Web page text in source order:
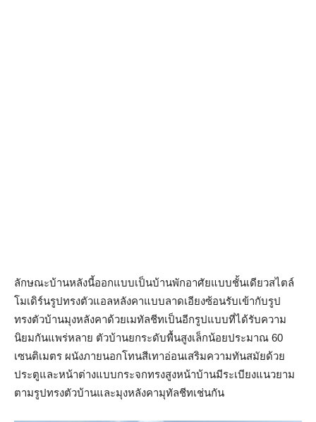
ลักษณะบ้านหลังนี้ออกแบบเป็นบ้านพักอาศัยแบบชั้นเดียวสไตล์
โมเดิร์นรูปทรงตัวแอลหลังคาแบบลาดเอียงซ้อนรับเข้ากับรูป
ทรงตัวบ้านมุงหลังคาด้วยเมทัลชีทเป็นอีกรูปแบบที่ได้รับความ
นิยมกันแพร่หลาย ตัวบ้านยกระดับพื้นสูงเล็กน้อยประมาณ 60
เซนติเมตร ผนังภายนอกโทนสีเทาอ่อนเสริมความทันสมัยด้วย
ประตูและหน้าต่างแบบกระจกทรงสูงหน้าบ้านมีระเบียงแนวยาม
ตามรูปทรงตัวบ้านและมุงหลังคามุทัลชีทเช่นกัน